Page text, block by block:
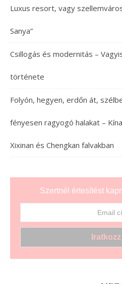
Luxus resort, vagy
Sanya”
Csillogás és modernitás –
története
Folyón, hegyen, erdőn át,
fényesen ragyogó halakat –
Xixinan és Chengkan falvakban
Szertnél értesítést